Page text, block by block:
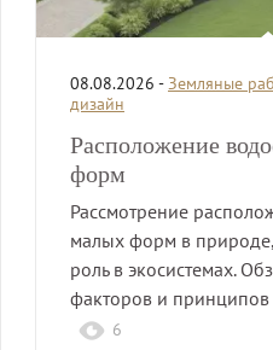
08.08.2026 - Земляные
дизайн
Расположение
форм
Рассмотрение
малых форм в
роль в экосистемах.
факторов и
6